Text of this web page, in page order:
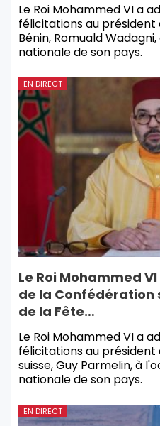
Le Roi Mohammed VI a
félicitations au président
Bénin, Romuald
nationale de son pays.
EN DIRECT
Le Roi Mohammed
de la Confédération
de la Fête…
Le Roi Mohammed VI a
félicitations au
suisse, Guy Parmelin, à
nationale de son pays.
EN DIRECT